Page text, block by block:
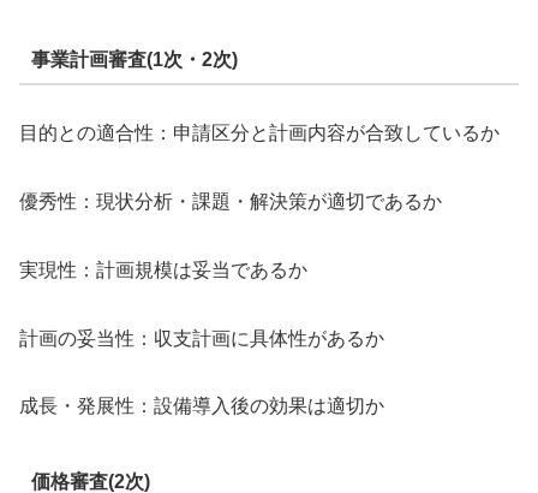
事業計画審査(1次・2次)
目的との適合性：申請区分と計画内容が合致しているか
優秀性：現状分析・課題・解決策が適切であるか
実現性：計画規模は妥当であるか
計画の妥当性：収支計画に具体性があるか
成長・発展性：設備導入後の効果は適切か
価格審査(2次)